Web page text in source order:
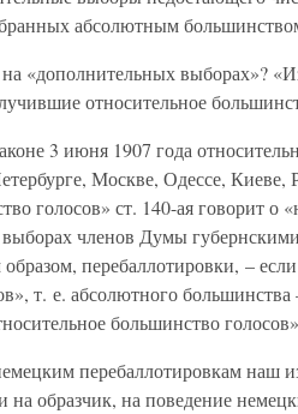
абсолютным
«дополнительных выборах»?
относительное
3 июня 1907 года
Москве, Одессе, Киеве,
голосов» ст. 140-ая говорит о
членов Думы
перебаллотировки, –
т. е. абсолютного
большинство
перебаллотировкам наш
образчик, на поведение